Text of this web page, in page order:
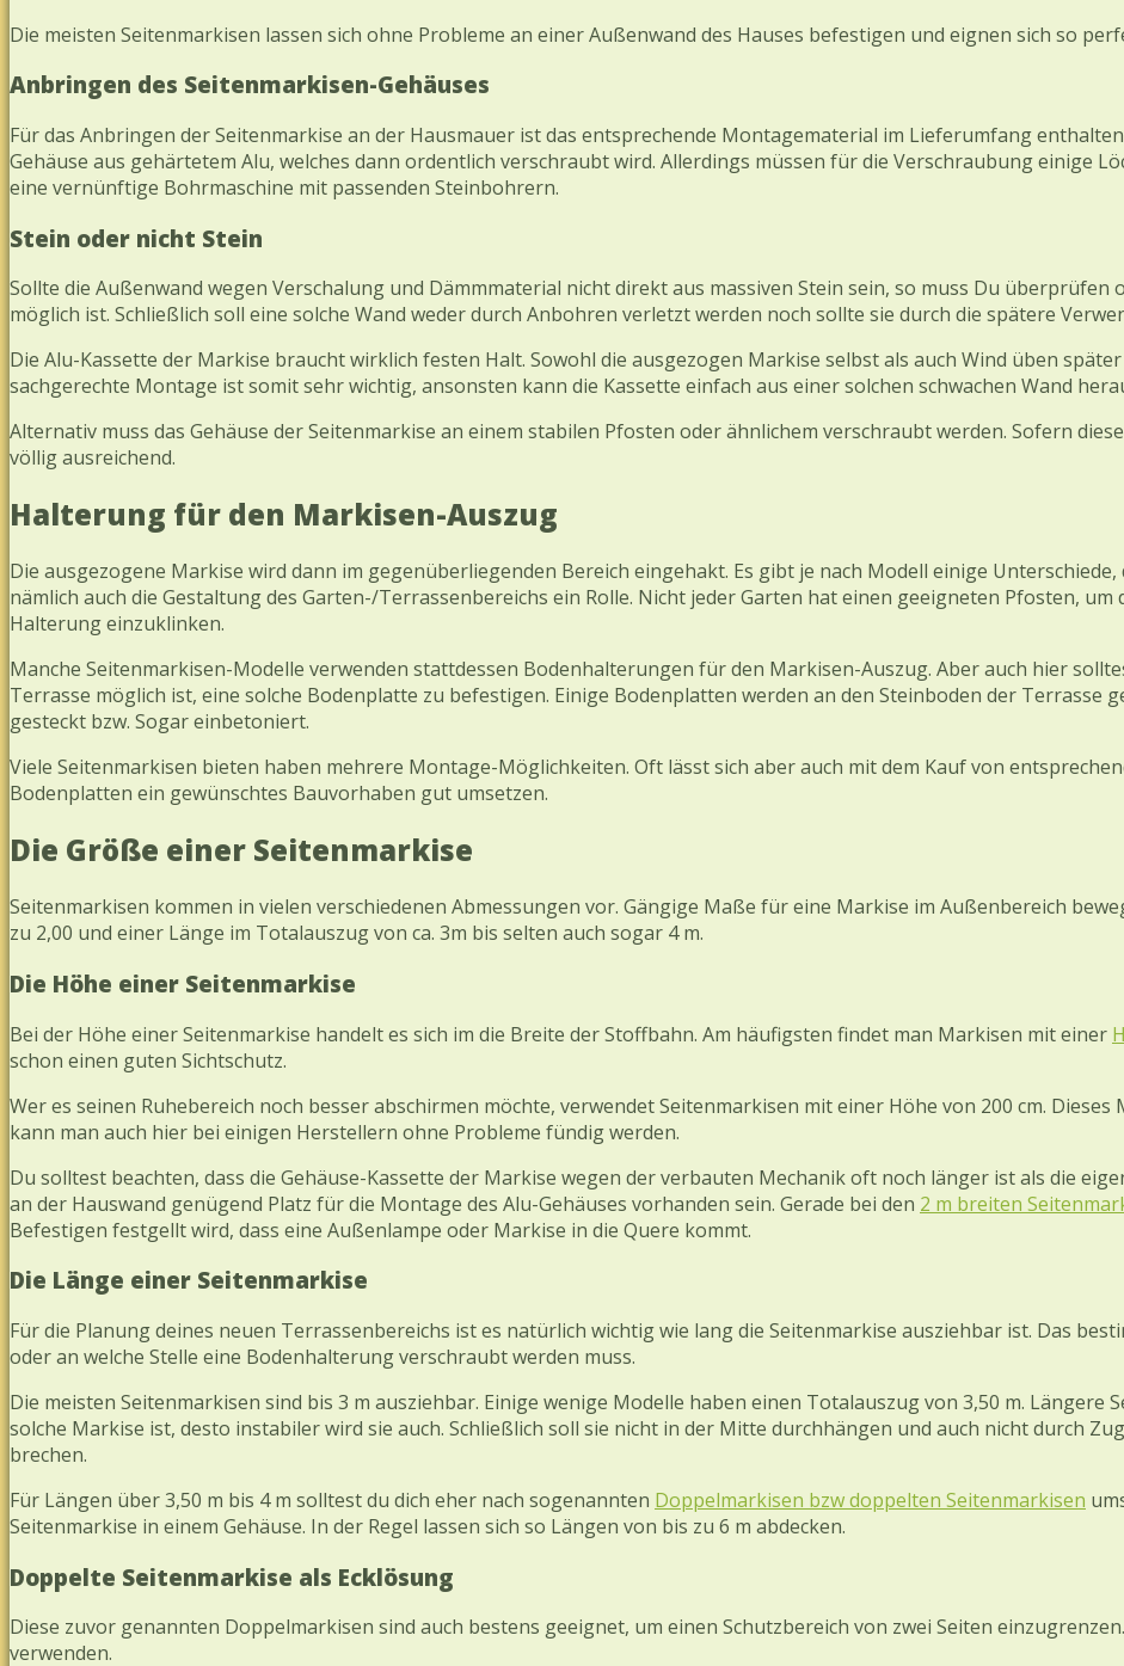
Die meisten Seitenmarkisen lassen sich ohne Probleme an einer Außenwand des Hauses befestigen und eignen sich so
Anbringen des Seitenmarkisen-Gehäuses
Für das Anbringen der Seitenmarkise an der Hausmauer ist das entsprechende Montagematerial im Lieferumfang
Gehäuse aus gehärtetem Alu, welches dann ordentlich verschraubt wird. Allerdings müssen für die Verschraubung einige
eine vernünftige Bohrmaschine mit passenden Steinbohrern.
Stein oder nicht Stein
Sollte die Außenwand wegen Verschalung und Dämmmaterial nicht direkt aus massiven Stein sein, so muss Du
möglich ist. Schließlich soll eine solche Wand weder durch Anbohren verletzt werden noch sollte sie durch die spätere
Die Alu-Kassette der Markise braucht wirklich festen Halt. Sowohl die ausgezogen Markise selbst als auch Wind üben
sachgerechte Montage ist somit sehr wichtig, ansonsten kann die Kassette einfach aus einer solchen schwachen Wand
Alternativ muss das Gehäuse der Seitenmarkise an einem stabilen Pfosten oder ähnlichem verschraubt werden. Sofern
völlig ausreichend.
Halterung für den Markisen-Auszug
Die ausgezogene Markise wird dann im gegenüberliegenden Bereich eingehakt. Es gibt je nach Modell einige
nämlich auch die Gestaltung des Garten-/Terrassenbereichs ein Rolle. Nicht jeder Garten hat einen geeigneten Pfosten,
Halterung einzuklinken.
Manche Seitenmarkisen-Modelle verwenden stattdessen Bodenhalterungen für den Markisen-Auszug. Aber auch hier
Terrasse möglich ist, eine solche Bodenplatte zu befestigen. Einige Bodenplatten werden an den Steinboden der Terrasse
gesteckt bzw. Sogar einbetoniert.
Viele Seitenmarkisen bieten haben mehrere Montage-Möglichkeiten. Oft lässt sich aber auch mit dem Kauf von
Bodenplatten ein gewünschtes Bauvorhaben gut umsetzen.
Die Größe einer Seitenmarkise
Seitenmarkisen kommen in vielen verschiedenen Abmessungen vor. Gängige Maße für eine Markise im Außenbereich
zu 2,00 und einer Länge im Totalauszug von ca. 3m bis selten auch sogar 4 m.
Die Höhe einer Seitenmarkise
Bei der Höhe einer Seitenmarkise handelt es sich im die Breite der Stoffbahn. Am häufigsten findet man Markisen mit einer
schon einen guten Sichtschutz.
Wer es seinen Ruhebereich noch besser abschirmen möchte, verwendet Seitenmarkisen mit einer Höhe von 200 cm.
kann man auch hier bei einigen Herstellern ohne Probleme fündig werden.
Du solltest beachten, dass die Gehäuse-Kassette der Markise wegen der verbauten Mechanik oft noch länger ist als die
an der Hauswand genügend Platz für die Montage des Alu-Gehäuses vorhanden sein. Gerade bei den 2 m breiten
Befestigen festgellt wird, dass eine Außenlampe oder Markise in die Quere kommt.
Die Länge einer Seitenmarkise
Für die Planung deines neuen Terrassenbereichs ist es natürlich wichtig wie lang die Seitenmarkise ausziehbar ist. Das
oder an welche Stelle eine Bodenhalterung verschraubt werden muss.
Die meisten Seitenmarkisen sind bis 3 m ausziehbar. Einige wenige Modelle haben einen Totalauszug von 3,50 m. Längere
solche Markise ist, desto instabiler wird sie auch. Schließlich soll sie nicht in der Mitte durchhängen und auch nicht durch
brechen.
Für Längen über 3,50 m bis 4 m solltest du dich eher nach sogenannten Doppelmarkisen bzw doppelten Seitenmarkisen
Seitenmarkise in einem Gehäuse. In der Regel lassen sich so Längen von bis zu 6 m abdecken.
Doppelte Seitenmarkise als Ecklösung
Diese zuvor genannten Doppelmarkisen sind auch bestens geeignet, um einen Schutzbereich von zwei Seiten
verwenden.